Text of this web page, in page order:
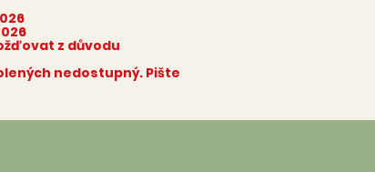
z důvodu
nedostupný. Pište